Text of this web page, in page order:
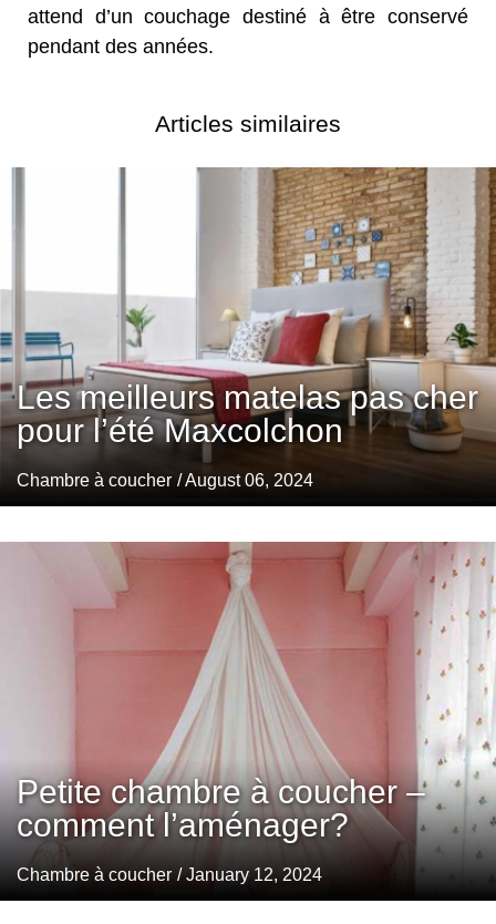
attend d’un couchage destiné à être conservé
pendant des années.
Articles similaires
Les meilleurs matelas pas cher
pour l’été Maxcolchon
Chambre à coucher / August 06, 2024
Petite chambre à coucher –
comment l’aménager?
Chambre à coucher / January 12, 2024